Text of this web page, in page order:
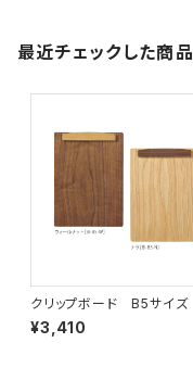
最近チェックした商品
クリップボード B5サイズ
¥3,410